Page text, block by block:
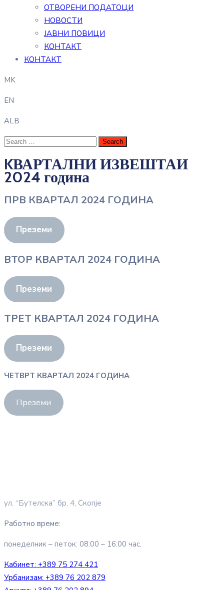
ОТВОРЕНИ ПОДАТОЦИ
НОВОСТИ
ЈАВНИ ПОВИЦИ
КОНТАКТ
КОНТАКТ
MK
EN
ALB
KВАРТАЛНИ ИЗВЕШТАИ
2024 година
ПРВ КВАРТАЛ 2024 ГОДИНА
Преземи
ВТОР КВАРТАЛ 2024 ГОДИНА
Преземи
ТРЕТ КВАРТАЛ 2024 ГОДИНА
Преземи
ЧЕТВРТ КВАРТАЛ 2024 ГОДИНА
Преземи
ул. “Бутелска” бр. 4, Скопје
Работно време:
понеделник – петок: 08:00 – 16:00 час.
Кабинет: +389 75 274 421
Урбанизам: +389 76 202 879